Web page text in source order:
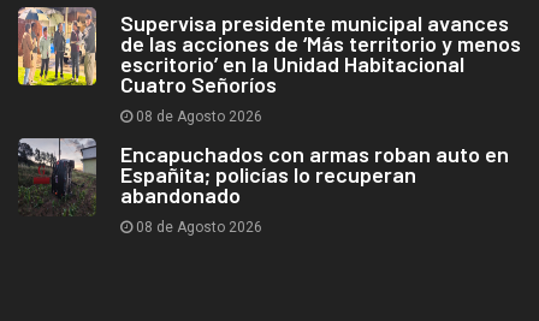
Supervisa presidente municipal avances
de las acciones de ‘Más territorio y menos
escritorio’ en la Unidad Habitacional
Cuatro Señoríos
08 de Agosto 2026
Encapuchados con armas roban auto en
Españita; policías lo recuperan
abandonado
08 de Agosto 2026